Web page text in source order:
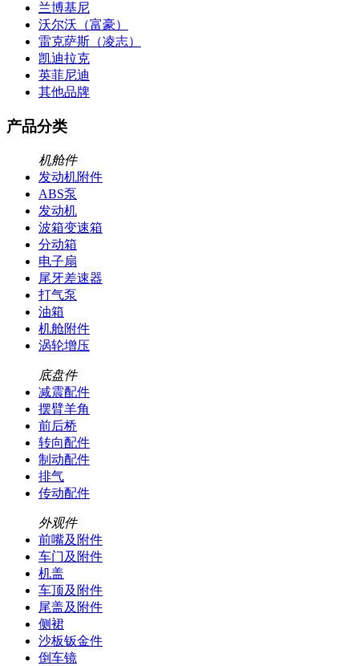
兰博基尼
沃尔沃（富豪）
雷克萨斯（凌志）
凯迪拉克
英菲尼迪
其他品牌
产品分类
机舱件
发动机附件
ABS泵
发动机
波箱变速箱
分动箱
电子扇
尾牙差速器
打气泵
油箱
机舱附件
涡轮增压
底盘件
减震配件
摆臂羊角
前后桥
转向配件
制动配件
排气
传动配件
外观件
前嘴及附件
车门及附件
机盖
车顶及附件
尾盖及附件
侧裙
沙板钣金件
倒车镜